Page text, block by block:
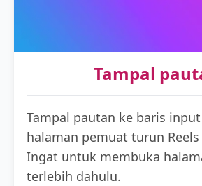
Tampal
Tampal pautan ke baris
halaman pemuat turun
Ingat untuk membuka
terlebih dahulu.